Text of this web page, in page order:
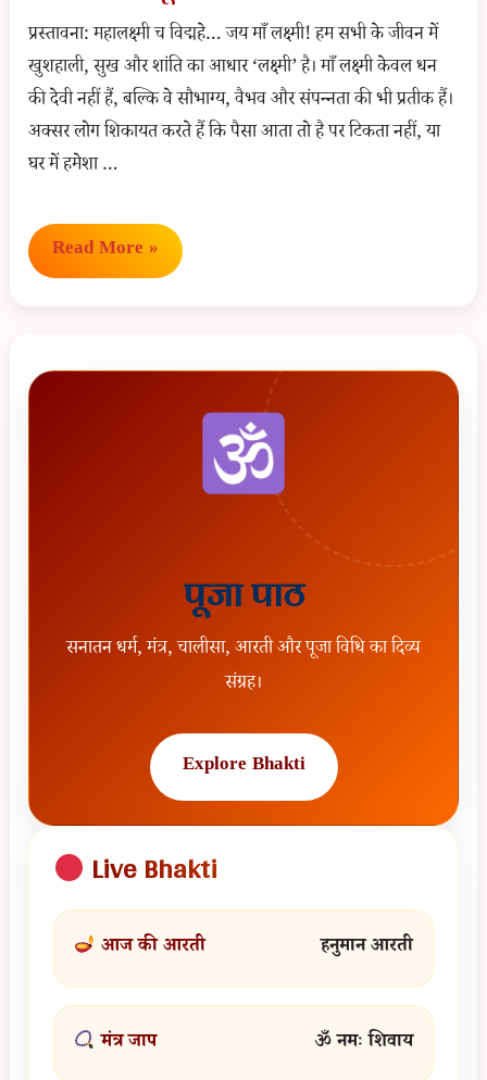
प्रस्तावना: महालक्ष्मी च विद्महे… जय माँ लक्ष्मी! हम सभी के जीवन में
खुशहाली, सुख और शांति का आधार ‘लक्ष्मी’ है। माँ लक्ष्मी केवल धन
की देवी नहीं हैं, बल्कि वे सौभाग्य, वैभव और संपन्नता की भी प्रतीक हैं।
अक्सर लोग शिकायत करते हैं कि पैसा आता तो है पर टिकता नहीं, या
घर में हमेशा …
लक्ष्मी
मंत्र
(Lakshmi
लाने
Read More »
पूजा पाठ
सनातन धर्म, मंत्र, चालीसा, आरती और पूजा विधि का दिव्य
संग्रह।
Explore Bhakti
Live Bhakti
आज की आरती हनुमान आरती
मंत्र जाप ॐ नमः शिवाय